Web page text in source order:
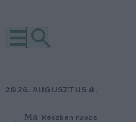
2026. AUGUSZTUS 8.
Ma–Részben napos